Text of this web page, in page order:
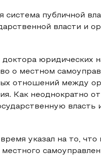
публичной
власти и
юридических
о местном
отношений между
Как неоднократно
указал на то, что